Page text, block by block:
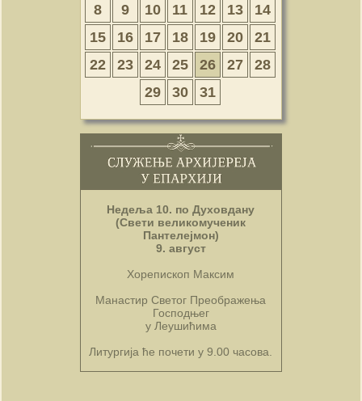
8
9 10 11 12 13
14
15
16 17 18 19 20
21
22
23 24 25 26 27
28
29
30 31
Недеља 10. по Духовдану
(Свети великомученик
Пантелејмон)
9. август
Хорепископ Максим
Манастир Светог Преображења
Господњег
у Леушићима
Литургија ће почети у 9.00 часова.